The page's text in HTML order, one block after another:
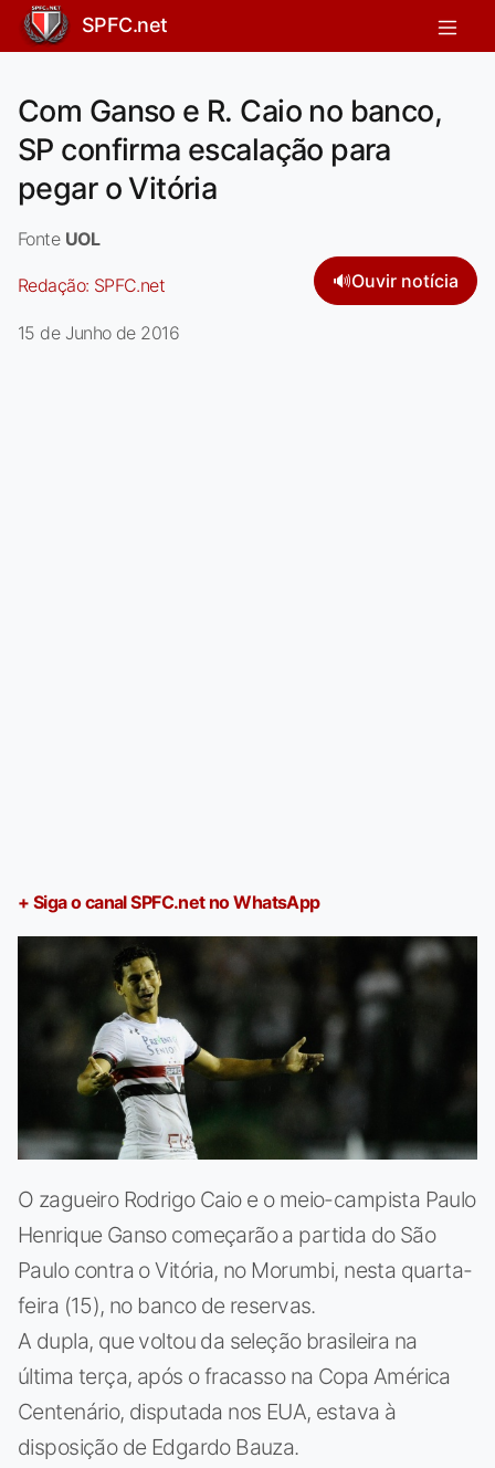
SPFC.net
Com Ganso e R. Caio no banco,
SP confirma escalação para
pegar o Vitória
Fonte UOL
Redação: SPFC.net 🔊Ouvir notícia
15 de Junho de 2016
+ Siga o canal SPFC.net no WhatsApp
O zagueiro Rodrigo Caio e o meio-campista Paulo
Henrique Ganso começarão a partida do São
Paulo contra o Vitória, no Morumbi, nesta quarta-
feira (15), no banco de reservas.
A dupla, que voltou da seleção brasileira na
última terça, após o fracasso na Copa América
Centenário, disputada nos EUA, estava à
disposição de Edgardo Bauza.